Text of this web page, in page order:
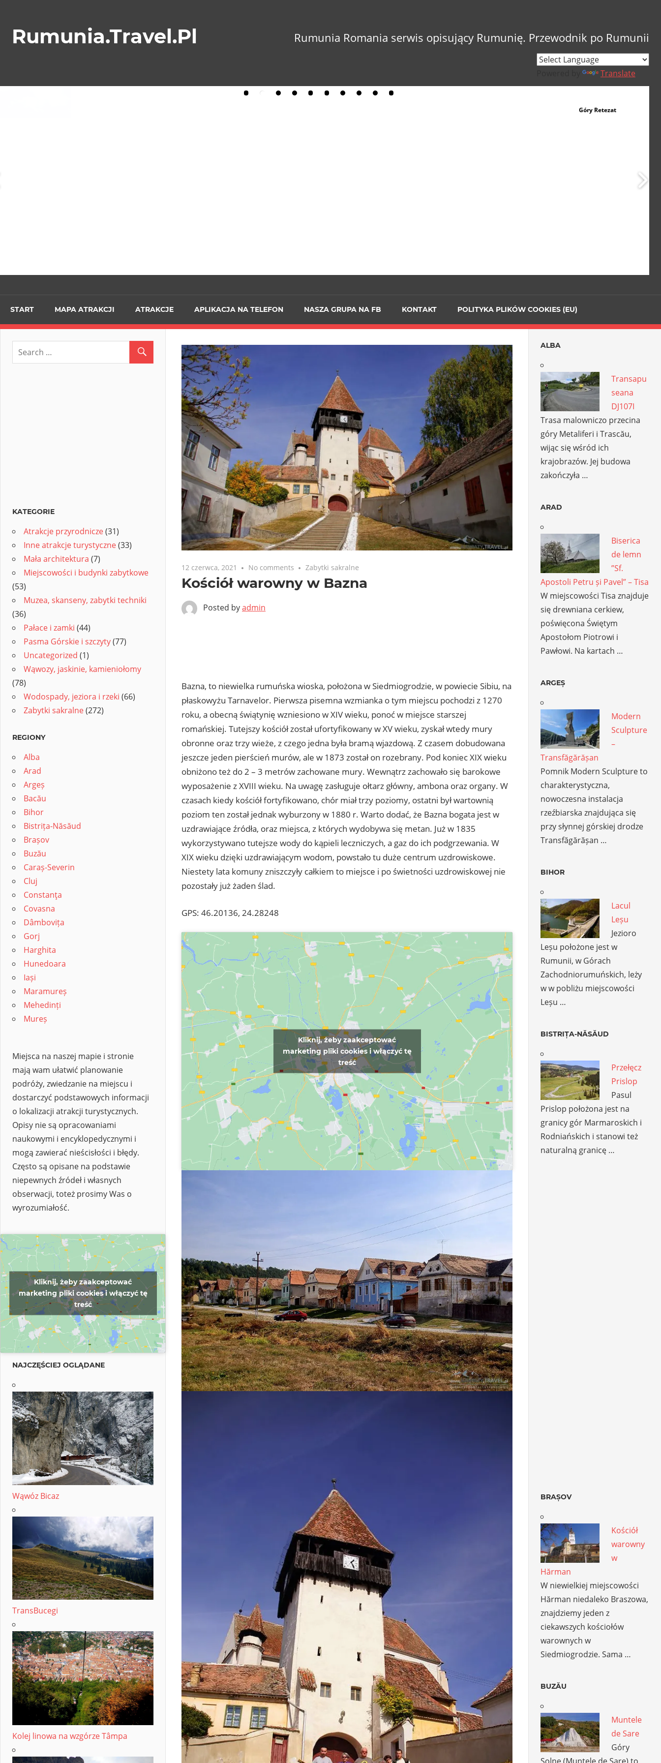
contentRumunia.Travel.Pl Rumunia Romania serwis opisujący Rumunię. Przewodnik po Rumunii
Translate
Góry Retezat
START MAPA ATRAKCJI ATRAKCJE APLIKACJA NA TELEFON NASZA GRUPA NA FB KONTAKT POLITYKA PLIKÓW COOKIES (EU)
12 czerwca, 2021 No comments Zabytki sakralne
Kościół warowny w Bazna
Posted byadmin
Bazna, to niewielka rumuńska wioska, położona w Siedmiogrodzie, w powiecie Sibiu, na
płaskowyżu Tarnavelor. Pierwsza pisemna wzmianka o tym miejscu pochodzi z 1270
roku, a obecną świątynię wzniesiono w XIV wieku, ponoć w miejsce starszej
romańskiej. Tutejszy kościół został ufortyfikowany w XV wieku, zyskał wtedy mury
obronne oraz trzy wieże, z czego jedna była bramą wjazdową. Z czasem dobudowana
jeszcze jeden pierścień murów, ale w 1873 został on rozebrany. Pod koniec XIX wieku
obniżono też do 2 – 3 metrów zachowane mury. Wewnątrz zachowało się barokowe
wyposażenie z XVIII wieku. Na uwagę zasługuje ołtarz główny, ambona oraz organy. W
czasach kiedy kościół fortyfikowano, chór miał trzy poziomy, ostatni był wartownią
poziom ten został jednak wyburzony w 1880 r. Warto dodać, że Bazna bogata jest w
uzdrawiające źródła, oraz miejsca, z których wydobywa się metan. Już w 1835
wykorzystywano tutejsze wody do kąpieli leczniczych, a gaz do ich podgrzewania. W
XIX wieku dzięki uzdrawiającym wodom, powstało tu duże centrum uzdrowiskowe.
Niestety lata komuny zniszczyły całkiem to miejsce i po świetności uzdrowiskowej nie
pozostały już żaden ślad.
GPS: 46.20136, 24.28248
Kliknij, żeby zaakceptować
marketing pliki cookies i włączyć tę
treść
KATEGORIE
Atrakcje przyrodnicze(31)
Inne atrakcje turystyczne(33)
Mała architektura (7)
Miejscowości i budynki zabytkowe
(53)
Muzea, skanseny, zabytki techniki
(36)
Pałace i zamki (44)
Pasma Górskie i szczyty(77)
Uncategorized (1)
Wąwozy, jaskinie, kamieniołomy
(78)
Wodospady, jeziora i rzeki (66)
Zabytki sakralne(272)
REGIONY
Alba
Arad
Argeș
Bacău
Bihor
Bistrița-Năsăud
Brașov
Buzău
Caraș-Severin
Cluj
Constanţa
Covasna
Dâmbovița
Gorj
Harghita
Hunedoara
Iași
Maramureș
Mehedinți
Mureș
Miejsca na naszej mapie i stronie
mają wam ułatwić planowanie
podróży, zwiedzanie na miejscu i
dostarczyć podstawowych informacji
o lokalizacji atrakcji turystycznych.
Opisy nie są opracowaniami
naukowymi i encyklopedycznymi i
mogą zawierać nieścisłości i błędy.
Często są opisane na podstawie
niepewnych źródeł i własnych
obserwacji, toteż prosimy Was o
wyrozumiałość.
Kliknij, żeby zaakceptować
marketing pliki cookies i włączyć tę
treść
NAJCZĘŚCIEJ OGLĄDANE
Wąwóz Bicaz
TransBucegi
Kolej linowa na wzgórze Tâmpa
ALBA
Transapu
seana
DJ107I
Trasa malowniczo przecina
góry Metaliferi i Trascău,
wijąc się wśród ich
krajobrazów. Jej budowa
zakończyła …
ARAD
Biserica
de lemn
”Sf.
Apostoli Petru și Pavel” – Tisa
W miejscowości Tisa znajduje
się drewniana cerkiew,
poświęcona Świętym
Apostołom Piotrowi i
Pawłowi. Na kartach …
ARGEȘ
Modern
Sculpture
–
Transfăgărășan
Pomnik Modern Sculpture to
charakterystyczna,
nowoczesna instalacja
rzeźbiarska znajdująca się
przy słynnej górskiej drodze
Transfăgărășan …
BIHOR
Lacul
Leșu
Jezioro
Leșu położone jest w
Rumunii, w Górach
Zachodniorumuńskich, leży
w w pobliżu miejscowości
Leșu …
BISTRIȚA-NĂSĂUD
Przełęcz
Prislop
Pasul
Prislop położona jest na
granicy gór Marmaroskich i
Rodniańskich i stanowi też
naturalną granicę …
BRAȘOV
Kościół
warowny
w
Hărman
W niewielkiej miejscowości
Hărman niedaleko Braszowa,
znajdziemy jeden z
ciekawszych kościołów
warownych w
Siedmiogrodzie. Sama …
BUZĂU
Muntele
de Sare
Góry
Solne (Muntele de Sare) to